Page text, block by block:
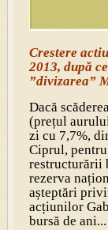
Crestere
2013, după
”divizarea”
Dacă
(prețul
zi cu 7,7%,
Ciprul,
restructurării
rezerva
așteptări
acțiunilor
bursă de ani...